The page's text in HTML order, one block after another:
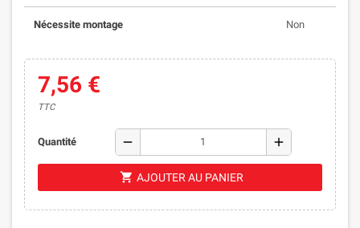
Nécessite montage Non
7,56 €
TTC
Quantité remove add
shopping_cart AJOUTER AU PANIER